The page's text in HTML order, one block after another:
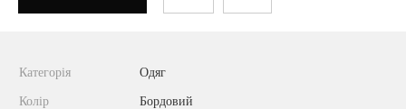
Категорія Одяг
Колір Бордовий